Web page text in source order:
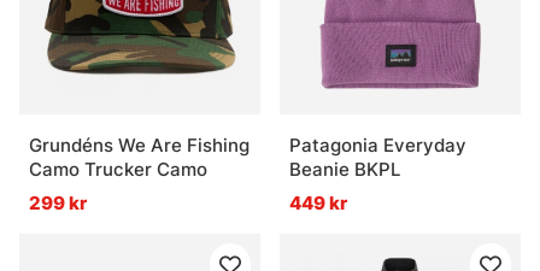
Grundéns We Are Fishing
Camo Trucker Camo
299 kr
Patagonia Everyday
Beanie BKPL
449 kr